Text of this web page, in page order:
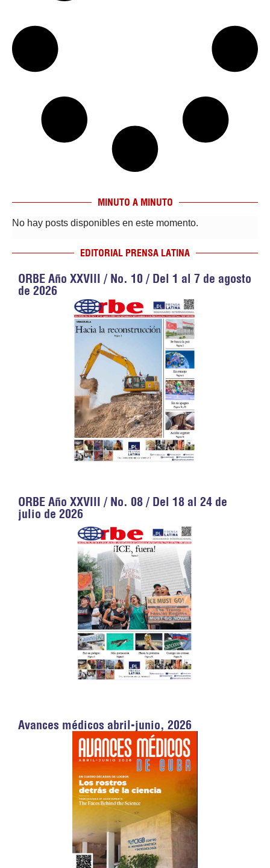
MINUTO A MINUTO
No hay posts disponibles en este momento.
EDITORIAL PRENSA LATINA
ORBE Año XXVIII / No. 10 / Del 1 al 7 de agosto
de 2026
ORBE Año XXVIII / No. 08 / Del 18 al 24 de
julio de 2026
Avances médicos abril-junio, 2026